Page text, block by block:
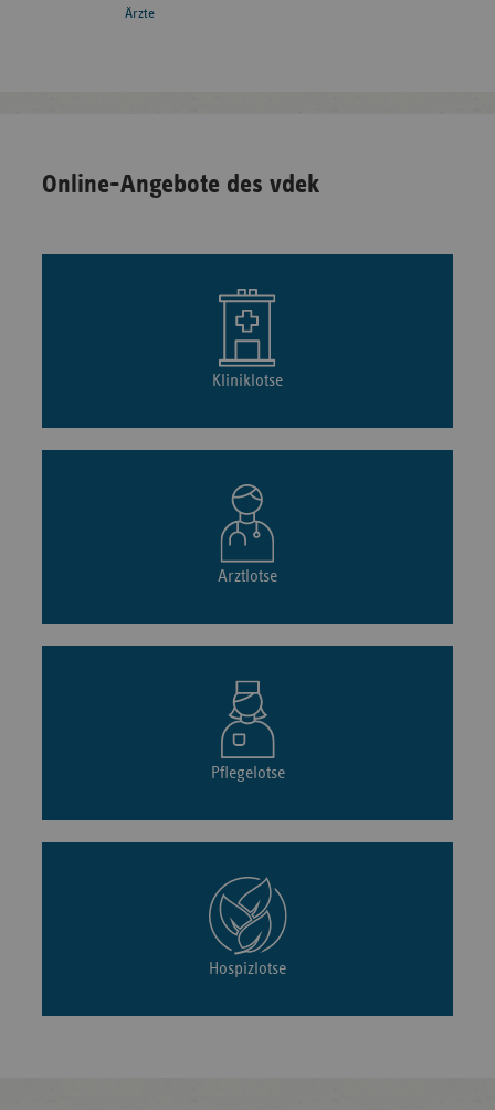
Ärzte
Online-Angebote des vdek
Kliniklotse
Arztlotse
Pflegelotse
Hospizlotse